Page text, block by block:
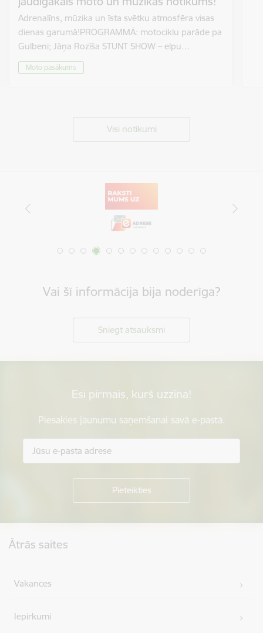
Adrenalīns, mūzika un īsta svētku atmosfēra visas
dienas garumā!PROGRAMMĀ: motociklu parāde pa
Gulbeni; Jāņa Rozīša STUNT SHOW – elpu…
Moto pasākums
Visi notikumi
Vai šī informācija bija noderīga?
Sniegt atsauksmi
Esi pirmais, kurš uzzina!
Piesakies jaunumu saņemšanai savā e-pastā.
Ātrās saites
Vakances
Iepirkumi